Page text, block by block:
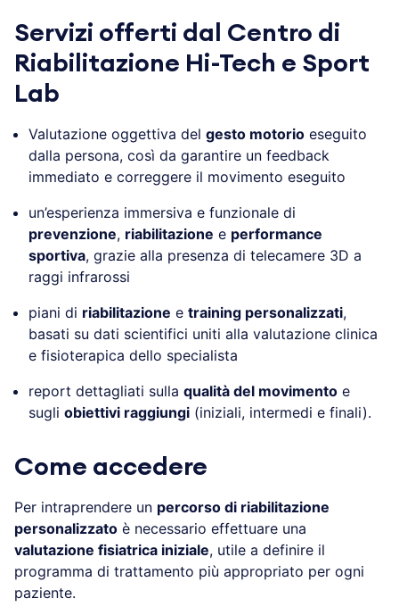
Servizi offerti dal Centro di
Riabilitazione Hi-Tech e Sport
Lab
Valutazione oggettiva del gesto motorio eseguito
dalla persona, così da garantire un feedback
immediato e correggere il movimento eseguito
un’esperienza immersiva e funzionale di
prevenzione, riabilitazione e performance
sportiva, grazie alla presenza di telecamere 3D a
raggi infrarossi
piani di riabilitazione e training personalizzati,
basati su dati scientifici uniti alla valutazione clinica
e fisioterapica dello specialista
report dettagliati sulla qualità del movimento e
sugli obiettivi raggiungi (iniziali, intermedi e finali).
Come accedere
Per intraprendere un percorso di riabilitazione
personalizzato è necessario effettuare una
valutazione fisiatrica iniziale, utile a definire il
programma di trattamento più appropriato per ogni
paziente.